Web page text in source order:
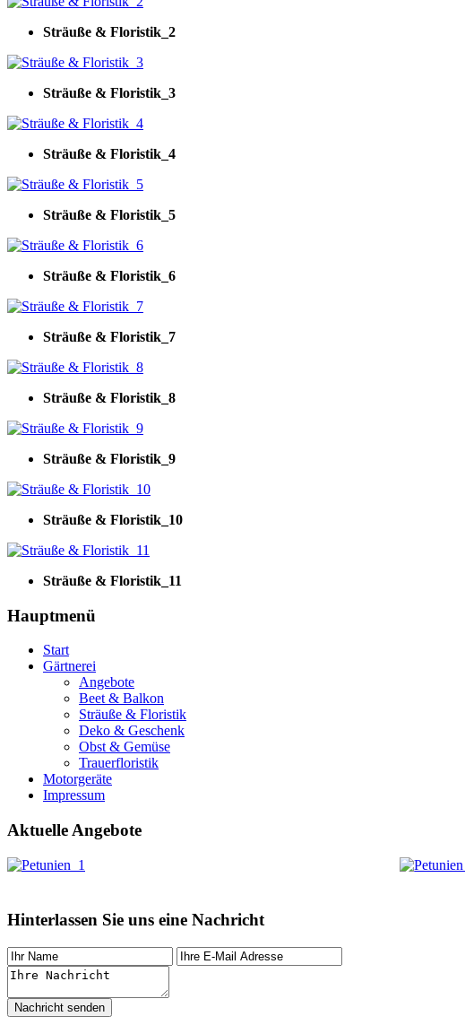
Sträuße & Floristik_2
Sträuße & Floristik_3
Sträuße & Floristik_4
Sträuße & Floristik_5
Sträuße & Floristik_6
Sträuße & Floristik_7
Sträuße & Floristik_8
Sträuße & Floristik_9
Sträuße & Floristik_10
Sträuße & Floristik_11
Hauptmenü
Start
Gärtnerei
Angebote
Beet & Balkon
Sträuße & Floristik
Deko & Geschenk
Obst & Gemüse
Trauerfloristik
Motorgeräte
Impressum
Aktuelle Angebote
Hinterlassen Sie uns eine Nachricht